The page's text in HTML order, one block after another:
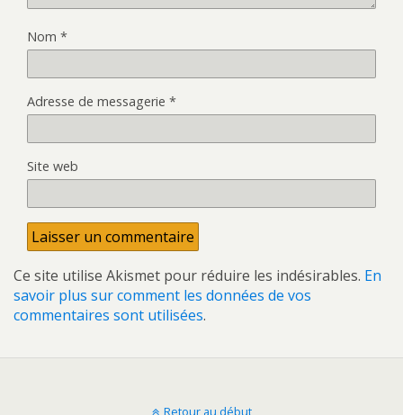
Nom *
Adresse de messagerie *
Site web
Ce site utilise Akismet pour réduire les indésirables. En
savoir plus sur comment les données de vos
commentaires sont utilisées.